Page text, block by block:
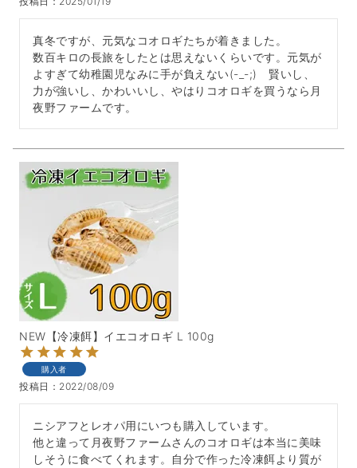
真冬ですが、元気なコオロギたちが着きました。
数百キロの長旅をしたとは思えないくらいです。元気が
よすぎて幼稚園児なみに手が負えない(-_-;)　賢いし、
力が強いし、かわいいし、やはりコオロギを買うなら月
夜野ファームです。
NEW【冷凍餌】イエコオロギ L 100g
購入者
投稿日 2022/08/09
ニシアフとレオパ用にいつも購入しています。
他と違って月夜野ファームさんのコオロギは本当に美味
しそうに食べてくれます。自分で作った冷凍餌より質が